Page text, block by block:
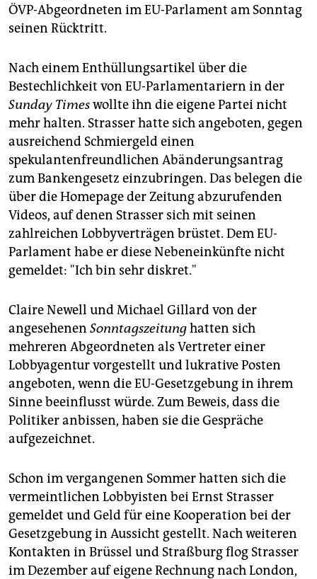
ÖVP-Abgeordneten im EU-Parlament am Sonntag
seinen Rücktritt.
Nach einem Enthüllungsartikel über die
Bestechlichkeit von EU-Parlamentariern in der
Sunday Timeswollte ihn die eigene Partei nicht
mehr halten. Strasser hatte sich angeboten, gegen
ausreichend Schmiergeld einen
spekulantenfreundlichen Abänderungsantrag
zum Bankengesetz einzubringen. Das belegen die
über die Homepage der Zeitung abzurufenden
Videos, auf denen Strasser sich mit seinen
zahlreichen Lobbyverträgen brüstet. Dem EU-
Parlament habe er diese Nebeneinkünfte nicht
gemeldet: "Ich bin sehr diskret."
Claire Newell und Michael Gillard von der
angesehenen Sonntagszeitunghatten sich
mehreren Abgeordneten als Vertreter einer
Lobbyagentur vorgestellt und lukrative Posten
angeboten, wenn die EU-Gesetzgebung in ihrem
Sinne beeinflusst würde. Zum Beweis, dass die
Politiker anbissen, haben sie die Gespräche
aufgezeichnet.
Schon im vergangenen Sommer hatten sich die
vermeintlichen Lobbyisten bei Ernst Strasser
gemeldet und Geld für eine Kooperation bei der
Gesetzgebung in Aussicht gestellt. Nach weiteren
Kontakten in Brüssel und Straßburg flog Strasser
im Dezember auf eigene Rechnung nach London,